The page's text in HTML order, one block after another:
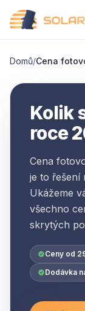
Přeskočit na obsah
Domů/Cena
Kolik
roce
Cena
je to řešení
Ukážeme
všechno
skrytých
Ceny od
Dodávka